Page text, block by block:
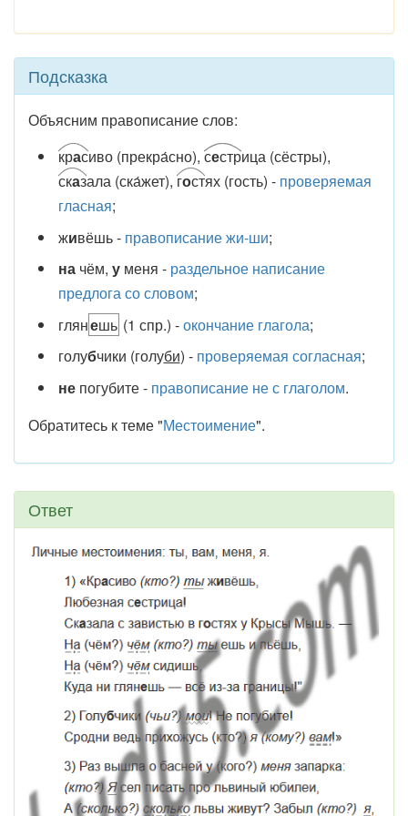
Подсказка
Объясним правописание слов:
красиво (прекра́сно), сестрица (сёстры),
сказала (ска́жет), гостях (гость) - проверяемая
гласная;
живёшь - правописание жи-ши;
начём, уменя - раздельное написание
предлога со словом;
глянешь (1 спр.) -окончание глагола;
голубчики (голуби) - проверяемая согласная;
непогубите - правописание не с глаголом.
Обратитесь к теме "Местоимение".
Ответ